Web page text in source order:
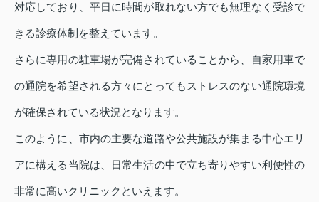
対応しており、平日に時間が取れない方でも無理なく受診で
きる診療体制を整えています。
さらに専用の駐車場が完備されていることから、自家用車で
の通院を希望される方々にとってもストレスのない通院環境
が確保されている状況となります。
このように、市内の主要な道路や公共施設が集まる中心エリ
アに構える当院は、日常生活の中で立ち寄りやすい利便性の
非常に高いクリニックといえます。